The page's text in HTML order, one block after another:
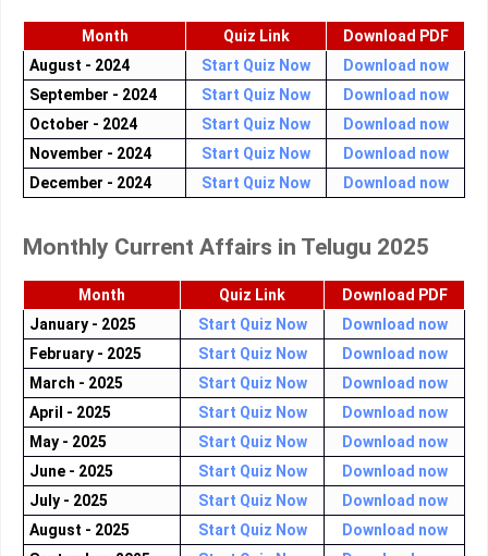
Month Quiz Link
Download PDF
August - 2024
Start Quiz Now
Download now
September - 2024
Start Quiz Now
Download now
October - 2024
Start Quiz Now
Download now
November - 2024
Start Quiz Now
Download now
December - 2024
Start Quiz Now Download now
Monthly Current Affairs in Telugu 2025
Month Quiz Link
Download PDF
January - 2025
Start Quiz Now
Download now
February - 2025
Start Quiz Now
Download now
March - 2025
Start Quiz Now
Download now
April - 2025
Start Quiz Now
Download now
May - 2025
Start Quiz Now
Download now
June - 2025
Start Quiz Now
Download now
July - 2025
Start Quiz Now
Download now
August - 2025
Start Quiz Now
Download now